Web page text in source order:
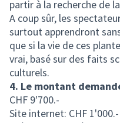
partir à la recherche de
A coup sûr, les
surtout apprendront
que si la vie de ces
vrai, basé sur des faits
culturels.
4. Le montant
CHF 9'700.-
Site internet: CHF 1'000.-